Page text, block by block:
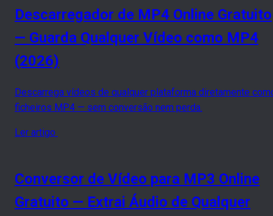
Descarregador de MP4 Online Gratuito
— Guarda Qualquer Vídeo como MP4
(2026)
Descarrega vídeos de qualquer plataforma diretamente
ficheiros MP4 — sem conversão nem perda.
Ler artigo
Conversor de Vídeo para MP3 Online
Gratuito — Extrai Áudio de Qualquer